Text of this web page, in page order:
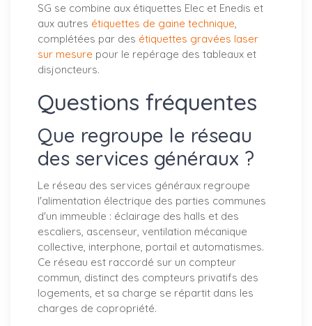
SG se combine aux étiquettes Elec et Enedis et
aux autres étiquettes de gaine technique,
complétées par des étiquettes gravées laser
sur mesure pour le repérage des tableaux et
disjoncteurs.
Questions fréquentes
Que regroupe le réseau
des services généraux ?
Le réseau des services généraux regroupe
l'alimentation électrique des parties communes
d'un immeuble : éclairage des halls et des
escaliers, ascenseur, ventilation mécanique
collective, interphone, portail et automatismes.
Ce réseau est raccordé sur un compteur
commun, distinct des compteurs privatifs des
logements, et sa charge se répartit dans les
charges de copropriété.